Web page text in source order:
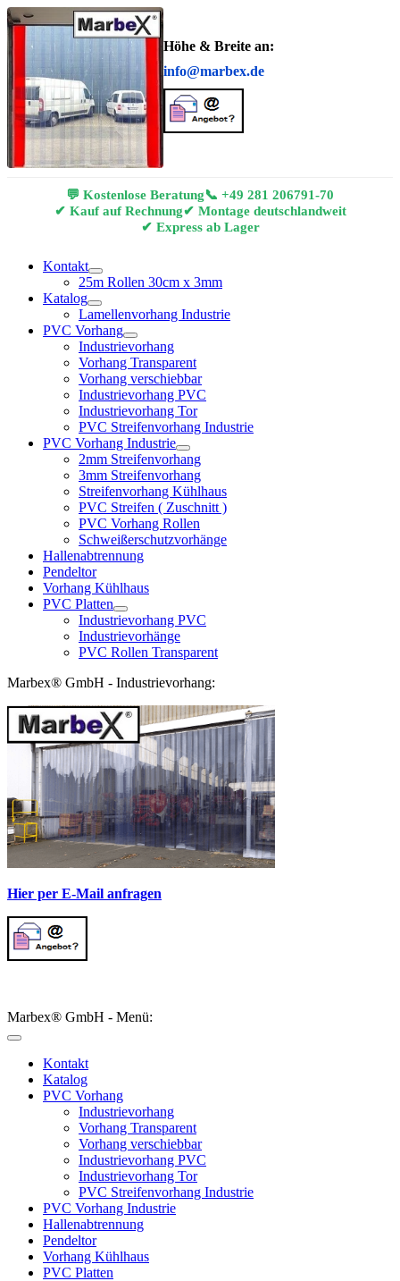
Höhe & Breite an:
info@marbex.de
💬 Kostenlose Beratung📞 +49 281 206791-70
✔ Kauf auf Rechnung✔ Montage deutschlandweit
✔ Express ab Lager
Kontakt
25m Rollen 30cm x 3mm
Katalog
Lamellenvorhang Industrie
PVC Vorhang
Industrievorhang
Vorhang Transparent
Vorhang verschiebbar
Industrievorhang PVC
Industrievorhang Tor
PVC Streifenvorhang Industrie
PVC Vorhang Industrie
2mm Streifenvorhang
3mm Streifenvorhang
Streifenvorhang Kühlhaus
PVC Streifen ( Zuschnitt )
PVC Vorhang Rollen
Schweißerschutzvorhänge
Hallenabtrennung
Pendeltor
Vorhang Kühlhaus
PVC Platten
Industrievorhang PVC
Industrievorhänge
PVC Rollen Transparent
Marbex® GmbH - Industrievorhang:
Hier per E-Mail anfragen
Marbex® GmbH - Menü:
Kontakt
Katalog
PVC Vorhang
Industrievorhang
Vorhang Transparent
Vorhang verschiebbar
Industrievorhang PVC
Industrievorhang Tor
PVC Streifenvorhang Industrie
PVC Vorhang Industrie
Hallenabtrennung
Pendeltor
Vorhang Kühlhaus
PVC Platten